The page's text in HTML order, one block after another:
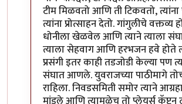
टीम मिळवतो आणि ती टिकवतो, त्यांना
त्यांना प्रोत्साहन देतो. गांगुलीचे वक्तव्य
धोनीला खेळवेल आणि त्याने त्याला
त्याला सेहवाग आणि हरभजन हवे होते
प्रसंगी इतर काही तडजोडी केल्या पण
संघात आणले. युवराजच्या पाठीमागे
राहिला. निवडसमिती समोर त्याने